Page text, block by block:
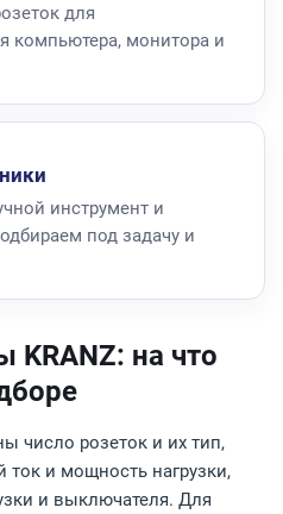
для
компьютера, монитора и
инструмент и
под задачу и
KRANZ: на что
число розеток и их тип,
и мощность нагрузки,
и выключателя. Для